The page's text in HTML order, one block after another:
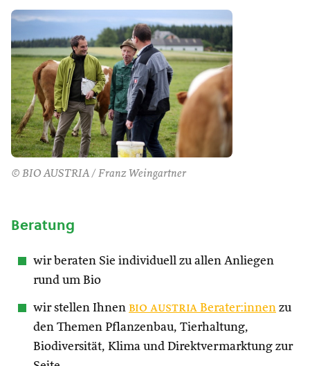
© BIO AUSTRIA / Franz Weingartner
Beratung
wir beraten Sie individuell zu allen Anliegen
rund um Bio
wir stellen Ihnen bio austria Berater:innen zu
den Themen Pflanzenbau, Tierhaltung,
Biodiversität, Klima und Direktvermarktung zur